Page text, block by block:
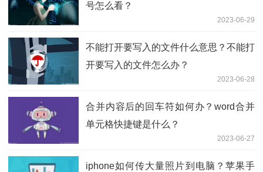
号怎么看？
2023-06-29
不能打开要写入的文件什么意思？不能打
开要写入的文件怎么办？
2023-06-28
合并内容后的回车符如何办？word合并
单元格快捷键是什么？
2023-06-27
iphone如何传大量照片到电脑？苹果手